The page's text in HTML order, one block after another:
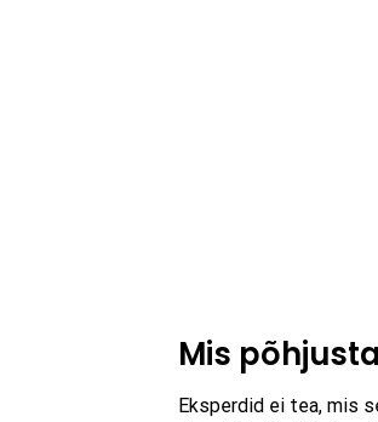
Mis
Eksperdid ei tea, mis